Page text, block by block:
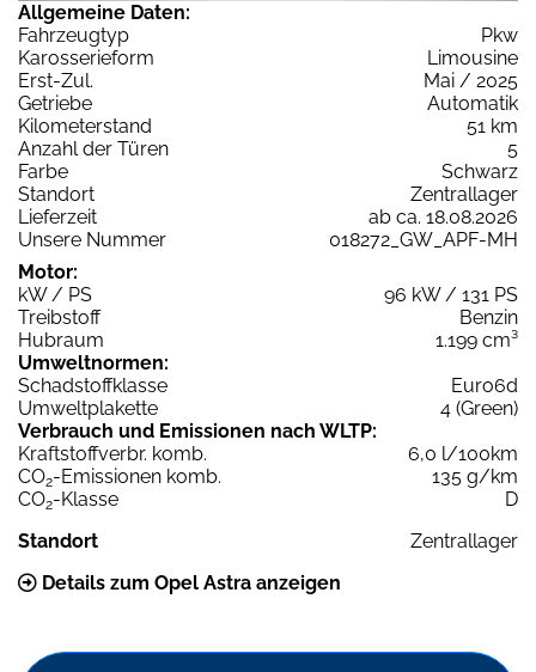
Allgemeine Daten:
Fahrzeugtyp
Pkw
Karosserieform
Limousine
Erst-Zul.
Mai / 2025
Getriebe
Automatik
Kilometerstand
51 km
Anzahl der Türen
5
Farbe
Schwarz
Standort
Zentrallager
Lieferzeit
ab ca. 18.08.2026
Unsere Nummer
018272_GW_APF-MH
Motor:
kW / PS
96 kW / 131 PS
Treibstoff
Benzin
Hubraum
1.199 cm³
Umweltnormen:
Schadstoffklasse
Euro6d
Umweltplakette
4 (Green)
Verbrauch und Emissionen nach WLTP:
Kraftstoffverbr. komb.
6,0 l/100km
CO2-Emissionen komb.
135 g/km
CO2-Klasse
D
Standort
Zentrallager
Details zum Opel Astra anzeigen